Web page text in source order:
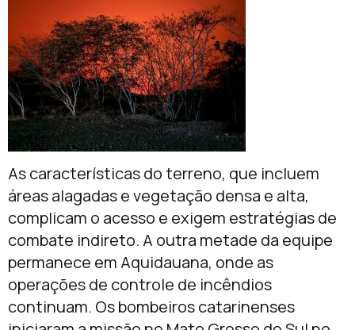
As características do terreno, que incluem
áreas alagadas e vegetação densa e alta,
complicam o acesso e exigem estratégias de
combate indireto. A outra metade da equipe
permanece em Aquidauana, onde as
operações de controle de incêndios
continuam. Os bombeiros catarinenses